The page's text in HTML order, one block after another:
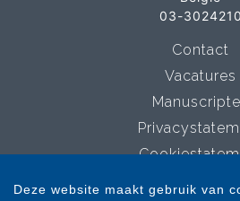
03-3024210
Contact
Vacatures
Deze website maakt gebruik van